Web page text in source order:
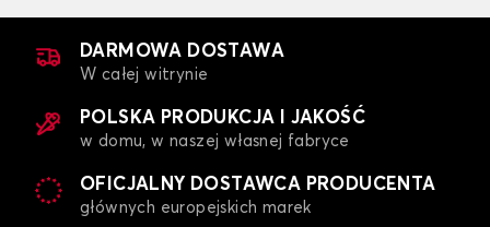
DARMOWA DOSTAWA
W całej witrynie
POLSKA PRODUKCJA I JAKOŚĆ
w domu, w naszej własnej fabryce
OFICJALNY DOSTAWCA PRODUCENTA
głównych europejskich marek